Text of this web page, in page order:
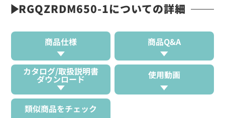
RGQZRDM650-1についての詳細
商品仕様 商品Q&A
カタログ/取扱説明書
ダウンロード 使用動画
類似商品をチェック